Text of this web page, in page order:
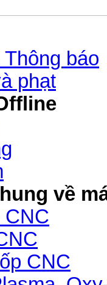
báo
phạt
về
CNC
CNC